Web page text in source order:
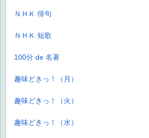
ＮＨＫ 俳句
ＮＨＫ 短歌
100分 de 名著
趣味どきっ！（月）
趣味どきっ！（火）
趣味どきっ！（水）